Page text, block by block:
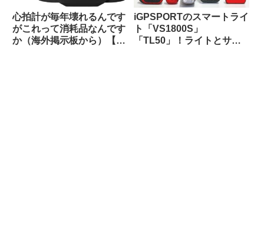
心拍計が毎年壊れるんです
がこれって消耗品なんです
か（海外掲示板から）【丈
iGPSPORTのスマートライ
ト「VS1800S」
「TL50」！ライトとサイ